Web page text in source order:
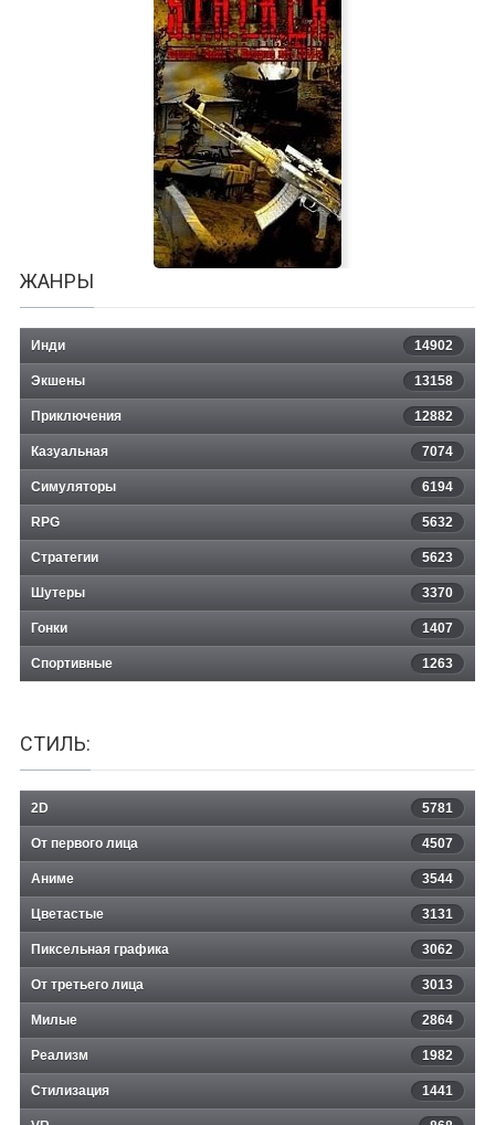
My Singing Monsters Playground
Сталкер Вариант Омега 2.
Холодное лето 2014-го
ЖАНРЫ
Инди 14902
Экшены 13158
Приключения 12882
Казуальная 7074
Симуляторы 6194
RPG 5632
Стратегии 5623
Шутеры 3370
Гонки 1407
Спортивные 1263
СТИЛЬ:
2D 5781
От первого лица 4507
Аниме 3544
Цветастые 3131
Пиксельная графика 3062
От третьего лица 3013
Милые 2864
Реализм 1982
Стилизация 1441